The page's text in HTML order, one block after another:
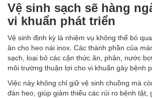
Vệ sinh sạch sẽ hàng
vi khuẩn phát triển
Vệ sinh định kỳ là nhiệm vụ không thể bỏ
ăn cho heo nái inox. Các thành phần của
sạch, loại bỏ các cặn thức ăn, phân, nước
môi trường thuận lợi cho vi khuẩn gây bệnh
Việc này không chỉ giữ vệ sinh chuồng mà
đàn heo, giúp giảm thiểu các rủi ro bệnh tật,